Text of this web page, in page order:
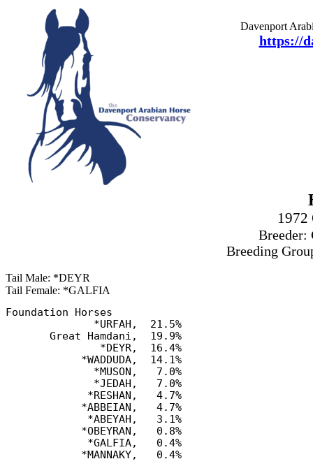
Davenport
https://
1972
Breeder:
Breeding
Tail Male: *DEYR
Tail Female: *GALFIA
Foundation Horses
              *URFAH,  21.5%
       Great Hamdani,  19.9%
               *DEYR,  16.4%
            *WADDUDA,  14.1%
              *MUSON,   7.0%
              *JEDAH,   7.0%
             *RESHAN,   4.7%
            *ABBEIAN,   4.7%
             *ABEYAH,   3.1%
            *OBEYRAN,   0.8%
             *GALFIA,   0.4%